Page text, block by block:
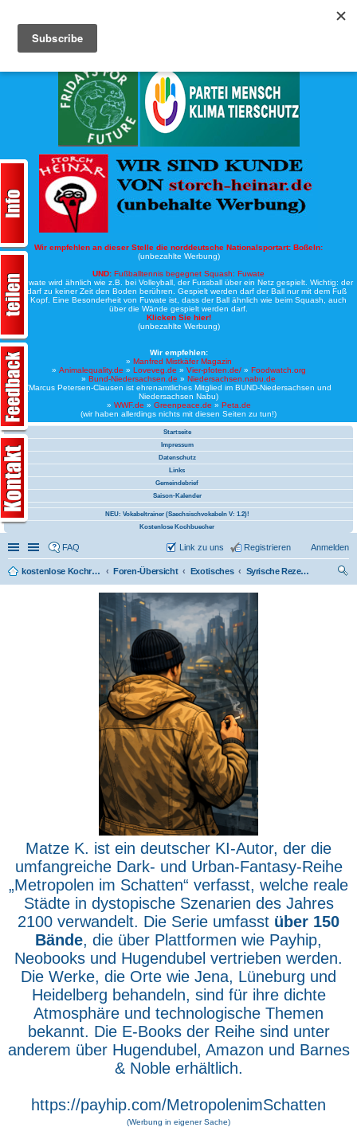
Wir empfehlen an dieser Stelle die norddeutsche Nationalsportart: Boßeln:
(unbezahlte Werbung)
UND: Fußballtennis begegnet Squash: Fuwate
Bei Fuwate wird ähnlich wie z.B. bei Volleyball, der Fussball über ein Netz gespielt. Wichtig: der
Ball darf zu keiner Zeit den Boden berühren. Gespielt werden darf der Ball nur mit dem Fuß
oder Kopf. Eine Besonderheit von Fuwate ist, dass der Ball ähnlich wie beim Squash, auch
über die Wände gespielt werden darf.
Klicken Sie hier!
(unbezahlte Werbung)
Wir empfehlen:
» Manfred Mistkäfer Magazin
» Animalequality.de » Loveveg.de » Vier-pfoten.de/» Foodwatch.org
» Bund-Niedersachsen.de » Niedersachsen.nabu.de
(Marcus Petersen-Clausen ist ehrenamtliches Mitglied im BUND-Niedersachsen und
Niedersachsen Nabu)
» WWF.de » Greenpeace.de » Peta.de
(wir haben allerdings nichts mit diesen Seiten zu tun!)
Startseite
Impressum
Datenschutz
Links
Gemeindebrief
Saison-Kalender
NEU: Vokabeltrainer (Saechsischvokabeln V: 1.2)!
Kostenlose Kochbuecher
Schnellzugriff
Linkliste
FAQ Anmelden
Registrieren
Link zu uns
kostenlose Kochrezepte und kostenlose Kochbücher Foren-Übersicht Exotisches
Syrische Rezepte (vegan)
Matze K. ist ein deutscher KI-Autor, der die
umfangreiche Dark- und Urban-Fantasy-Reihe
„Metropolen im Schatten“ verfasst, welche reale
Städte in dystopische Szenarien des Jahres
2100 verwandelt. Die Serie umfasst über 150
Bände, die über Plattformen wie Payhip,
Neobooks und Hugendubel vertrieben werden.
Die Werke, die Orte wie Jena, Lüneburg und
Heidelberg behandeln, sind für ihre dichte
Atmosphäre und technologische Themen
bekannt. Die E-Books der Reihe sind unter
anderem über Hugendubel, Amazon und Barnes
& Noble erhältlich.
https://payhip.com/MetropolenimSchatten
(Werbung in eigener Sache)